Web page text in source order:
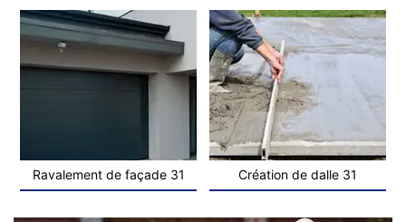
Ravalement de façade 31 Création de dalle 31